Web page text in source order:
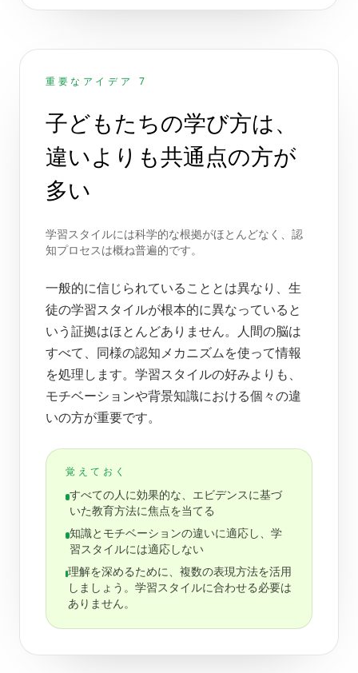
重要なアイデア 7
子どもたちの学び方は、
違いよりも共通点の方が
多い
学習スタイルには科学的な根拠がほとんどなく、認
知プロセスは概ね普遍的です。
一般的に信じられていることとは異なり、生
徒の学習スタイルが根本的に異なっていると
いう証拠はほとんどありません。人間の脳は
すべて、同様の認知メカニズムを使って情報
を処理します。学習スタイルの好みよりも、
モチベーションや背景知識における個々の違
いの方が重要です。
覚えておく
すべての人に効果的な、エビデンスに基づ
いた教育方法に焦点を当てる
知識とモチベーションの違いに適応し、学
習スタイルには適応しない
理解を深めるために、複数の表現方法を活用
しましょう。学習スタイルに合わせる必要は
ありません。